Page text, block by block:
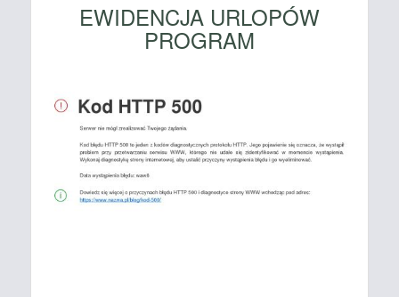
EWIDENCJA URLOPÓW
PROGRAM